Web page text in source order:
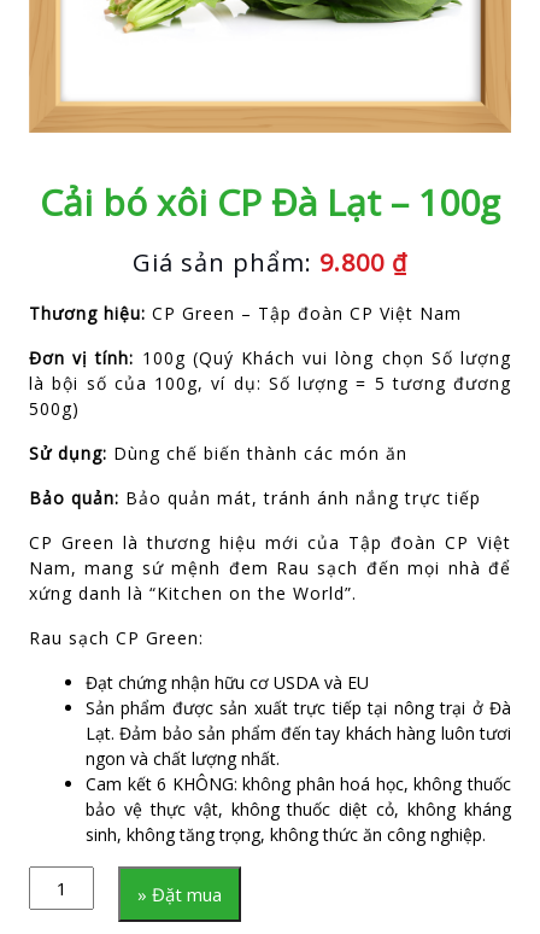
Cải bó xôi CP Đà Lạt – 100g
Giá sản phẩm: 9.800 ₫
Thương hiệu: CP Green – Tập đoàn CP Việt Nam
Đơn vị tính: 100g (Quý Khách vui lòng chọn Số lượng
là bội số của 100g, ví dụ: Số lượng = 5 tương đương
500g)
Sử dụng: Dùng chế biến thành các món ăn
Bảo quản: Bảo quản mát, tránh ánh nắng trực tiếp
CP Green là thương hiệu mới của Tập đoàn CP Việt
Nam, mang sứ mệnh đem Rau sạch đến mọi nhà để
xứng danh là “Kitchen on the World”.
Rau sạch CP Green:
Đạt chứng nhận hữu cơ USDA và EU
Sản phẩm được sản xuất trực tiếp tại nông trại ở Đà
Lạt. Đảm bảo sản phẩm đến tay khách hàng luôn tươi
ngon và chất lượng nhất.
Cam kết 6 KHÔNG: không phân hoá học, không thuốc
bảo vệ thực vật, không thuốc diệt cỏ, không kháng
sinh, không tăng trọng, không thức ăn công nghiệp.
» Đặt mua